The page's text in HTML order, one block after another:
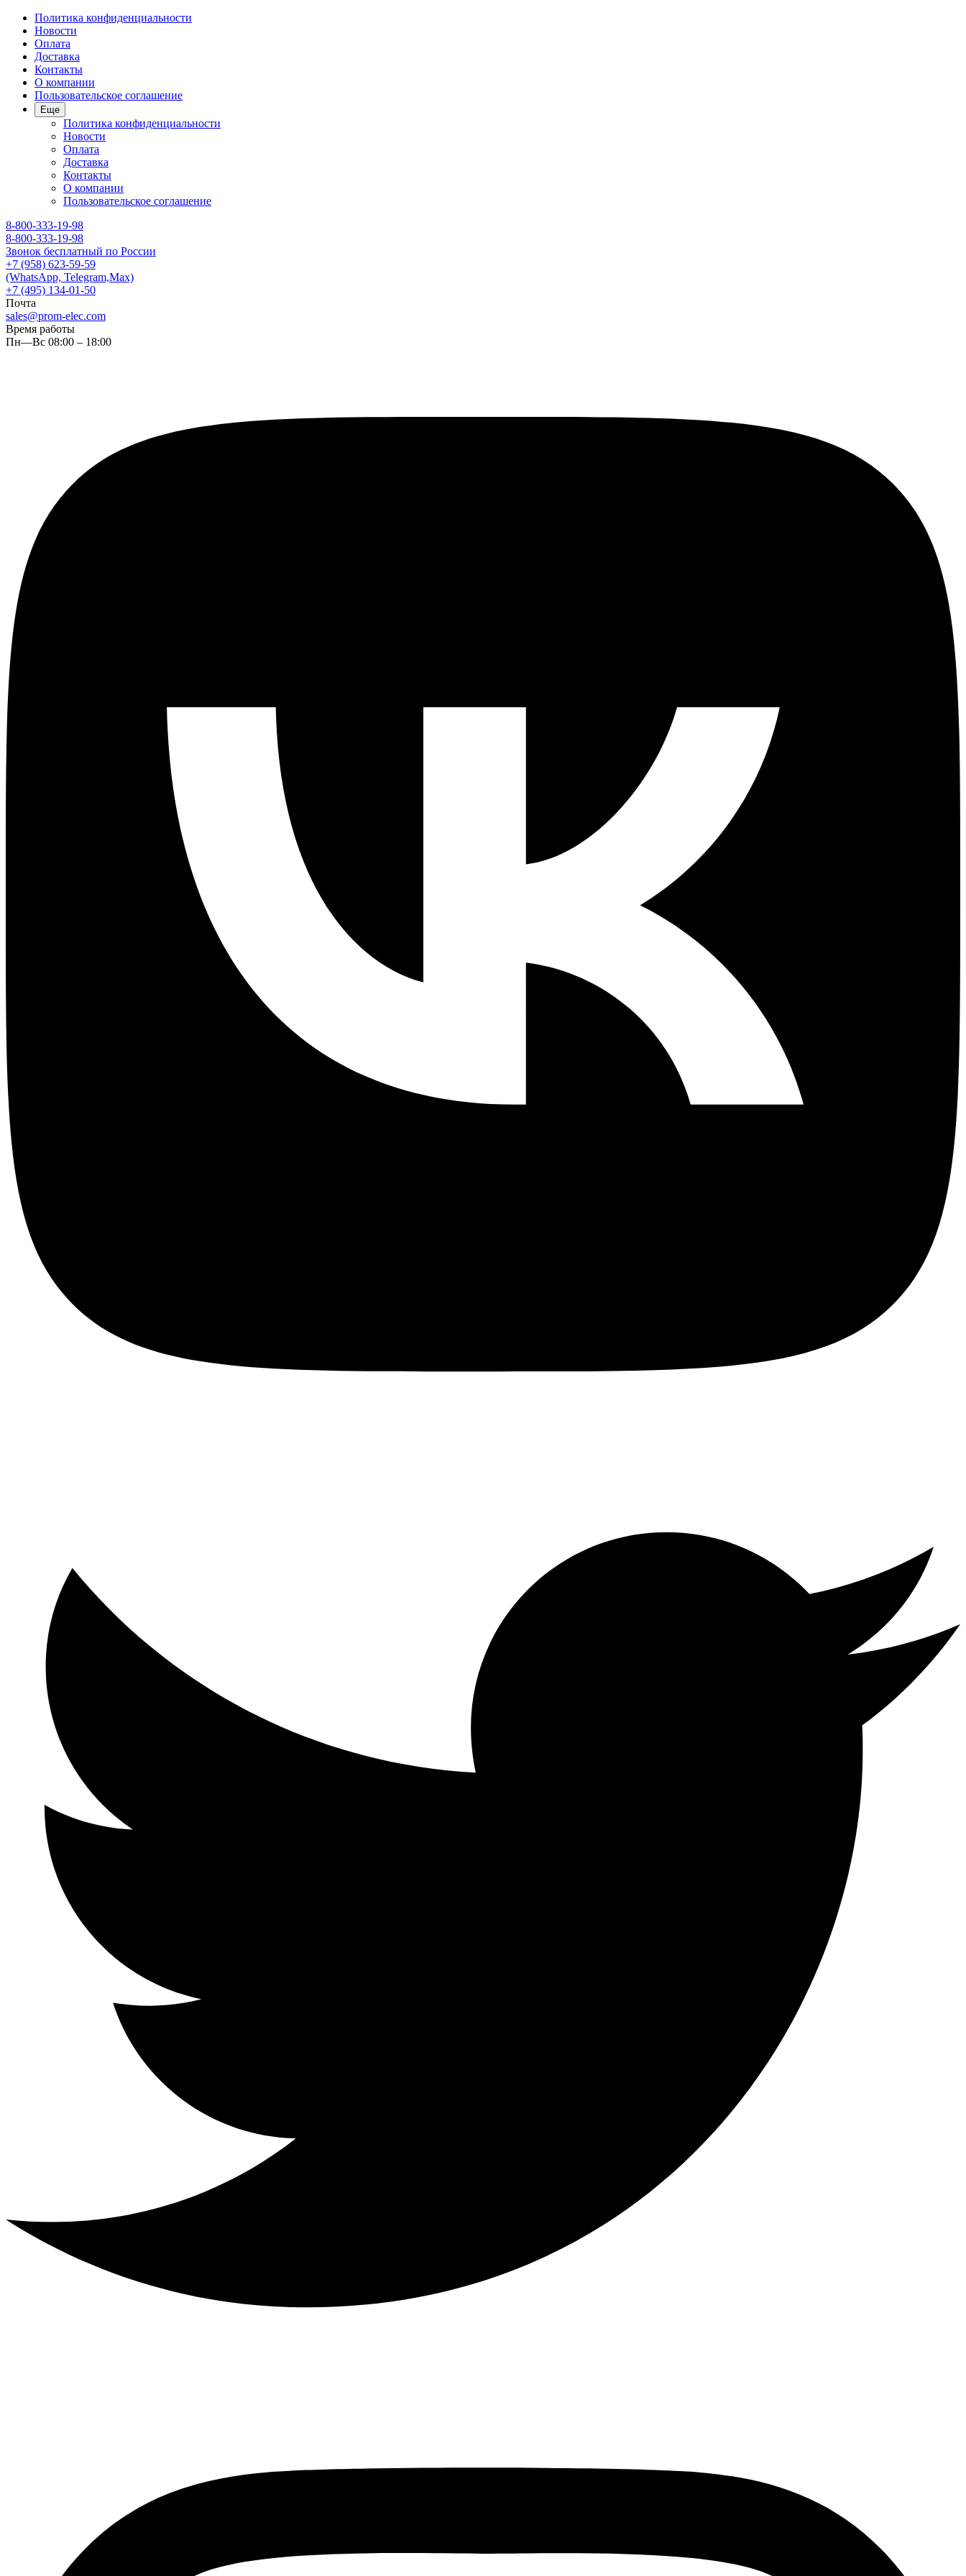
Политика конфиденциальности
Новости
Оплата
Доставка
Контакты
О компании
Пользовательское соглашение
Еще
Политика конфиденциальности
Новости
Оплата
Доставка
Контакты
О компании
Пользовательское соглашение
8-800-333-19-98
8-800-333-19-98
Звонок бесплатный по России
+7 (958) 623-59-59
(WhatsApp, Telegram,Max)
+7 (495) 134-01-50
Почта
sales@prom-elec.com
Время работы
Пн—Вс 08:00 – 18:00